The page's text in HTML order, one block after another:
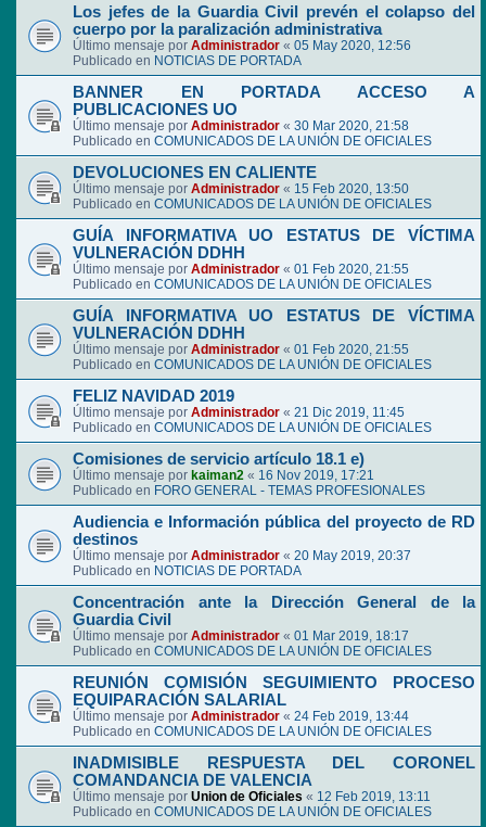
Los jefes de la Guardia Civil prevén el colapso del
cuerpo por la paralización administrativa
Último mensaje por Administrador « 05 May 2020, 12:56
Publicado en NOTICIAS DE PORTADA
BANNER EN PORTADA ACCESO A
PUBLICACIONES UO
Último mensaje por Administrador « 30 Mar 2020, 21:58
Publicado en COMUNICADOS DE LA UNIÓN DE OFICIALES
DEVOLUCIONES EN CALIENTE
Último mensaje por Administrador « 15 Feb 2020, 13:50
Publicado en COMUNICADOS DE LA UNIÓN DE OFICIALES
GUÍA INFORMATIVA UO ESTATUS DE VÍCTIMA
VULNERACIÓN DDHH
Último mensaje por Administrador « 01 Feb 2020, 21:55
Publicado en COMUNICADOS DE LA UNIÓN DE OFICIALES
GUÍA INFORMATIVA UO ESTATUS DE VÍCTIMA
VULNERACIÓN DDHH
Último mensaje por Administrador « 01 Feb 2020, 21:55
Publicado en COMUNICADOS DE LA UNIÓN DE OFICIALES
FELIZ NAVIDAD 2019
Último mensaje por Administrador « 21 Dic 2019, 11:45
Publicado en COMUNICADOS DE LA UNIÓN DE OFICIALES
Comisiones de servicio artículo 18.1 e)
Último mensaje por kaiman2 « 16 Nov 2019, 17:21
Publicado en FORO GENERAL - TEMAS PROFESIONALES
Audiencia e Información pública del proyecto de RD
destinos
Último mensaje por Administrador « 20 May 2019, 20:37
Publicado en NOTICIAS DE PORTADA
Concentración ante la Dirección General de la
Guardia Civil
Último mensaje por Administrador « 01 Mar 2019, 18:17
Publicado en COMUNICADOS DE LA UNIÓN DE OFICIALES
REUNIÓN COMISIÓN SEGUIMIENTO PROCESO
EQUIPARACIÓN SALARIAL
Último mensaje por Administrador « 24 Feb 2019, 13:44
Publicado en COMUNICADOS DE LA UNIÓN DE OFICIALES
INADMISIBLE RESPUESTA DEL CORONEL
COMANDANCIA DE VALENCIA
Último mensaje por Union de Oficiales « 12 Feb 2019, 13:11
Publicado en COMUNICADOS DE LA UNIÓN DE OFICIALES